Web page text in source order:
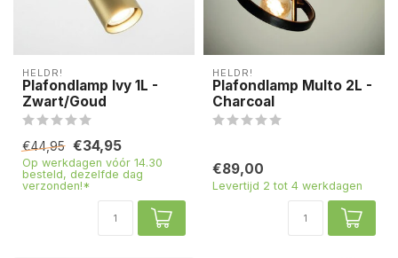
HELDR!
Plafondlamp Ivy 1L -
Zwart/Goud
€44,95 €34,95
Op werkdagen vóór 14.30
besteld, dezelfde dag
verzonden!*
HELDR!
Plafondlamp Multo 2L -
Charcoal
€89,00
Levertijd 2 tot 4 werkdagen